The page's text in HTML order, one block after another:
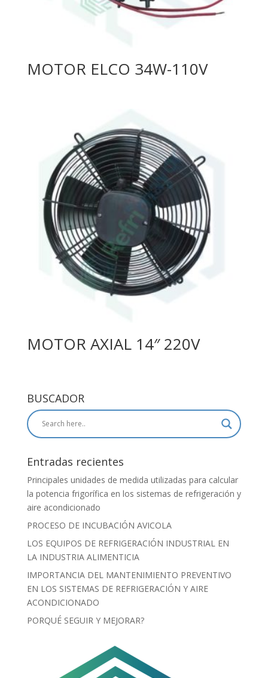
MOTOR ELCO 34W-110V
MOTOR AXIAL 14″ 220V
BUSCADOR
Entradas recientes
Principales unidades de medida utilizadas para calcular
la potencia frigorífica en los sistemas de refrigeración y
aire acondicionado
PROCESO DE INCUBACIÓN AVICOLA
LOS EQUIPOS DE REFRIGERACIÓN INDUSTRIAL EN
LA INDUSTRIA ALIMENTICIA
IMPORTANCIA DEL MANTENIMIENTO PREVENTIVO
EN LOS SISTEMAS DE REFRIGERACIÓN Y AIRE
ACONDICIONADO
PORQUÉ SEGUIR Y MEJORAR?